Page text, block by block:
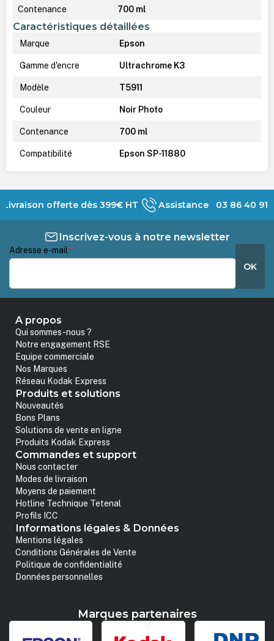
Contenance 700 ml
Caractéristiques détaillées
Marque Epson
Gamme d'encre Ultrachrome K3
Modèle T5911
Couleur Noir Photo
Contenance 700 ml
Compatibilité Epson SP-11880
Livraison offerte dès 399€ HT Assistance 03 86 40 91
Inscrivez-vous à notre newsletter
Adresse e-mail *
OK
A propos
Qui sommes-nous ?
Notre engagement RSE
Equipe commerciale
Nos Marques
Réseau Kodak Express
Produits et solutions
Nouveautés
Bons Plans
Solutions de vente en ligne
Produits Kodak Express
Commandes et support
Nous contacter
Modes de livraison
Moyens de paiement
Hotline Technique Tetenal
Profils ICC
Informations légales & Données
Mentions légales
Conditions Générales de Vente
Politique de confidentialité
Données personnelles
Marques partenaires